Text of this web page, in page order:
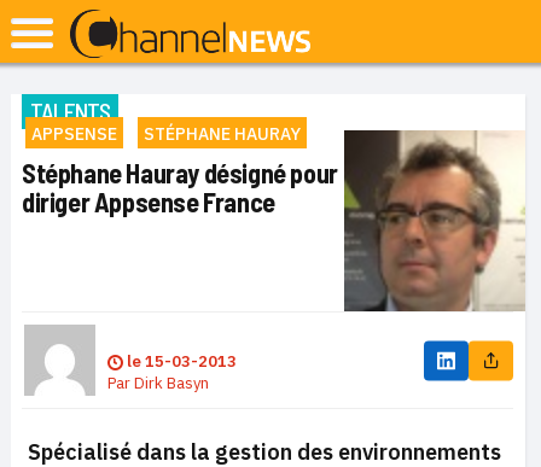
TALENTS
APPSENSE STÉPHANE HAURAY
Stéphane Hauray désigné pour
diriger Appsense France
le15-03-2013
ParDirk Basyn
Spécialisé dans la gestion des environnements